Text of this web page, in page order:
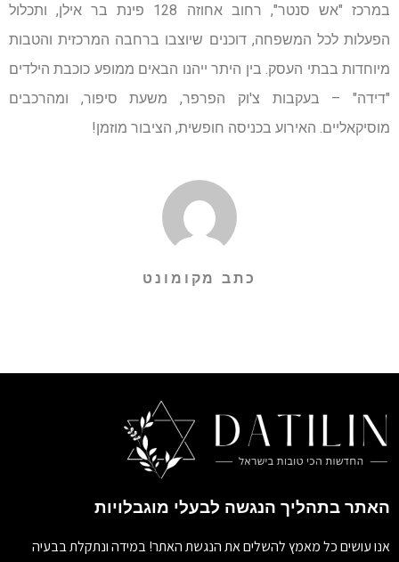
במרכז "אש סנטר", רחוב אחוזה 128 פינת בר אילן, ותכלול
הפעלות לכל המשפחה, דוכנים שיוצבו ברחבה המרכזית והטבות
מיוחדות בבתי העסק. בין היתר ייהנו הבאים ממופע כוכבת הילדים
"דידה" – בעקבות צ'וק הפרפר, משעת סיפור, ומהרכבים
מוסיקאליים. האירוע בכניסה חופשית, הציבור מוזמן!
כתב מקומונט
האתר בתהליך הנגשה לבעלי מוגבלויות
אנו עושים כל מאמץ להשלים את הנגשת האתר! במידה ונתקלת בבעיה